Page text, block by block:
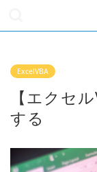
ExcelVBA
【エクセ
する